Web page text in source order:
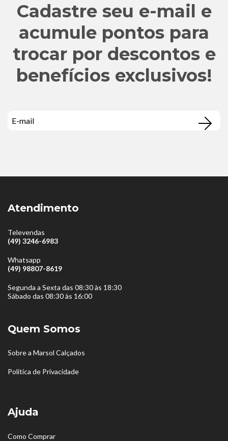
Cadastre seu e-mail e
acumule pontos para
trocar por descontos e
benefícios exclusivos!
Atendimento
Televendas
(49) 3246-6983
Whatsapp
(49) 98807-8619
Segunda a Sexta das 08:30 às 18:30
Sábado das 08:30 às 16:00
Quem Somos
Sobre a Marsol Calçados
Política de Privacidade
Ajuda
Como Comprar